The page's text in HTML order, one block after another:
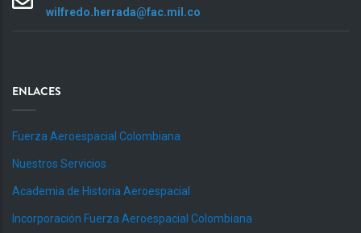
wilfredo.herrada@fac.mil.co
ENLACES
Fuerza Aeroespacial Colombiana
Nuestros Servicios
Academia de Historia Aeroespacial
Incorporación Fuerza Aeroespacial Colombiana